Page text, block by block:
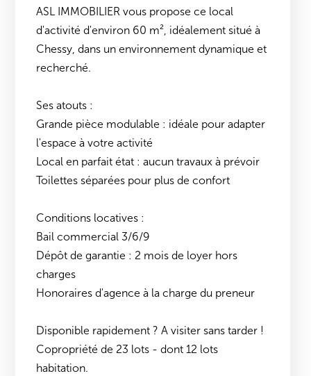
ASL IMMOBILIER vous propose ce local
d'activité d'environ 60 m², idéalement situé à
Chessy, dans un environnement dynamique et
recherché.
Ses atouts :
Grande pièce modulable : idéale pour adapter
l'espace à votre activité
Local en parfait état : aucun travaux à prévoir
Toilettes séparées pour plus de confort
Conditions locatives :
Bail commercial 3/6/9
Dépôt de garantie : 2 mois de loyer hors
charges
Honoraires d'agence à la charge du preneur
Disponible rapidement ? A visiter sans tarder !
Copropriété de 23 lots - dont 12 lots
habitation.